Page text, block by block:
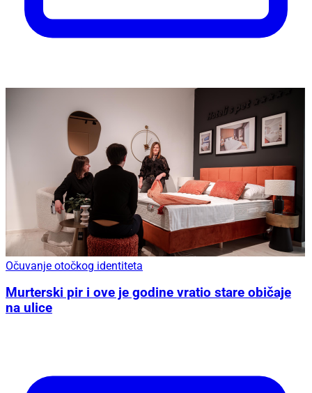
Očuvanje otočkog identiteta
Murterski pir i ove je godine vratio stare običaje
na ulice